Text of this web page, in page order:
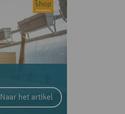
Naar het artikel